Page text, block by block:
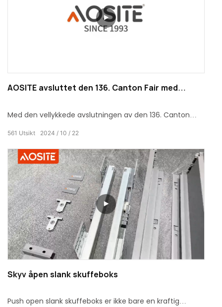
også vise din smak og streben i detaljer.
AOSITE avsluttet den 136. Canton Fair med
Med den vellykkede avslutningen av den 136. Canton
økonomiske og handelsmessige begivenheten var vi
vitne til velstanden og innovasjonen i næringslivet
sammen.
2024 10 22
561 Utsikt
Skyv åpen slank skuffeboks
Push open slank skuffeboks er ikke bare en kraftig